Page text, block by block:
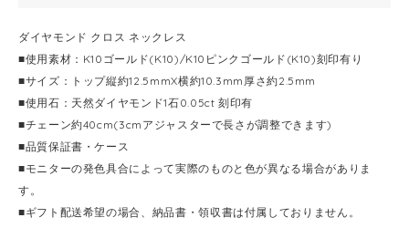
ダイヤモンド クロス ネックレス
■使用素材：K10ゴールド(K10)/K10ピンクゴールド(K10)刻印有り
■サイズ：トップ縦約12.5mmX横約10.3mm厚さ約2.5mm
■使用石：天然ダイヤモンド1石0.05ct 刻印有
■チェーン約40cm(3cmアジャスターで長さが調整できます)
■品質保証書・ケース
■モニターの発色具合によって実際のものと色が異なる場合がありま
す。
■ギフト配送希望の場合、納品書・領収書は付属しておりません。